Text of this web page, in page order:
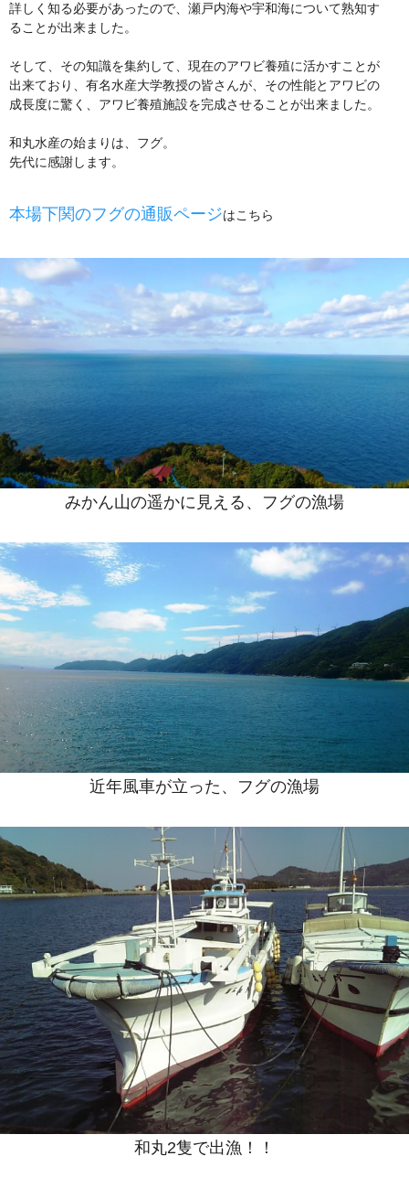
詳しく知る必要があったので、瀬戸内海や宇和海について熟知す
ることが出来ました。
そして、その知識を集約して、現在のアワビ養殖に活かすことが
出来ており、有名水産大学教授の皆さんが、その性能とアワビの
成長度に驚く、アワビ養殖施設を完成させることが出来ました。
和丸水産の始まりは、フグ。
先代に感謝します。
本場下関のフグの通販ページはこちら
みかん山の遥かに見える、フグの漁場
近年風車が立った、フグの漁場
和丸2隻で出漁！！